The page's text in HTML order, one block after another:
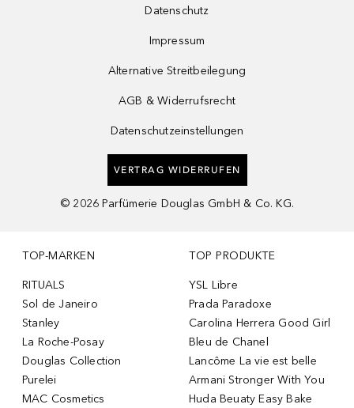
Datenschutz
Impressum
Alternative Streitbeilegung
AGB & Widerrufsrecht
Datenschutzeinstellungen
VERTRAG WIDERRUFEN
© 2026 Parfümerie Douglas GmbH & Co. KG.
TOP-MARKEN
RITUALS
Sol de Janeiro
Stanley
La Roche-Posay
Douglas Collection
Purelei
MAC Cosmetics
TOP PRODUKTE
YSL Libre
Prada Paradoxe
Carolina Herrera Good Girl
Bleu de Chanel
Lancôme La vie est belle
Armani Stronger With You
Huda Beuaty Easy Bake